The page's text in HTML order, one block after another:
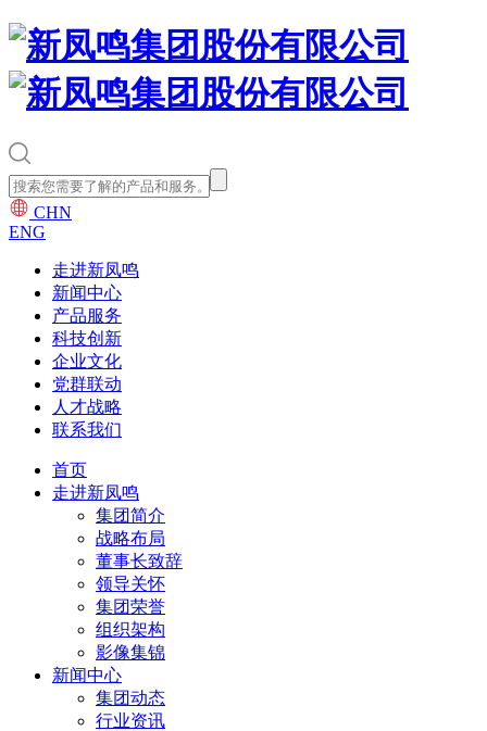
CHN
ENG
走进新凤鸣
新闻中心
产品服务
科技创新
企业文化
党群联动
人才战略
联系我们
首页
走进新凤鸣
集团简介
战略布局
董事长致辞
领导关怀
集团荣誉
组织架构
影像集锦
新闻中心
集团动态
行业资讯